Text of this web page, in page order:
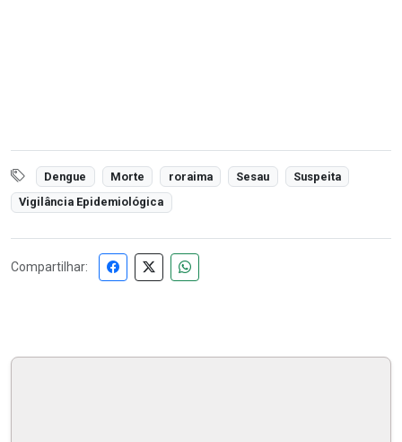
Dengue Morte roraima Sesau
Suspeita
Vigilância Epidemiológica
Compartilhar: